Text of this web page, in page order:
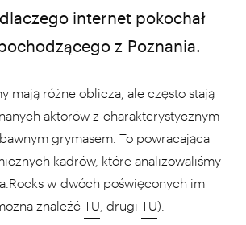
internet pokochał
z Poznania.
mają różne oblicza, ale często stają
aktorów z charakterystycznym
grymasem. To powracająca
kadrów, które analizowaliśmy
w dwóch poświęconych im
znaleźć TU , drugi TU).